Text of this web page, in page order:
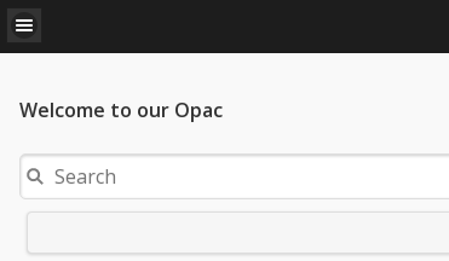
Welcome to our Opac